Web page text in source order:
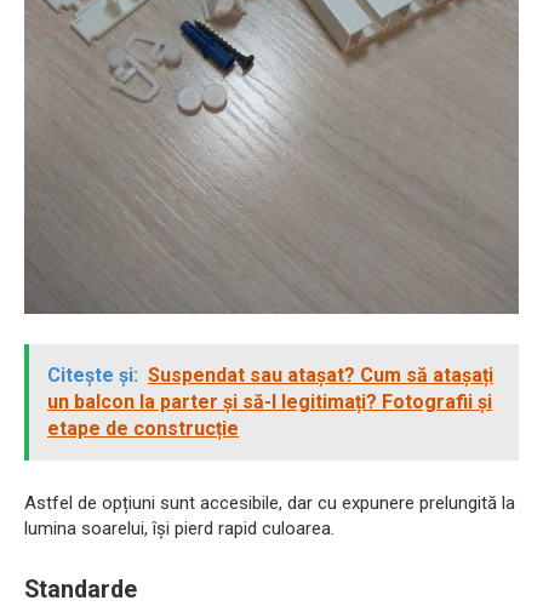
Citește și: Suspendat sau atașat? Cum să atașați
un balcon la parter și să-l legitimați? Fotografii și
etape de construcție
Astfel de opțiuni sunt accesibile, dar cu expunere prelungită la
lumina soarelui, își pierd rapid culoarea.
Standarde